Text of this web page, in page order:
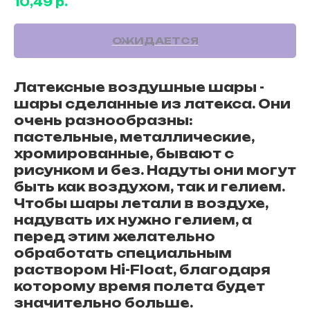
Латексные воздушные шары -
шары сделанные из латекса. Они
очень разнообразны:
пастельные, металлические,
хромированные, бывают с
рисунком и без. Надуты они могут
быть как воздухом, так и гелием.
Чтобы шары летали в воздухе,
надувать их нужно гелием, а
перед этим желательно
обработать специальным
раствором Hi-Float, благодаря
которому время полета будет
значительно больше.